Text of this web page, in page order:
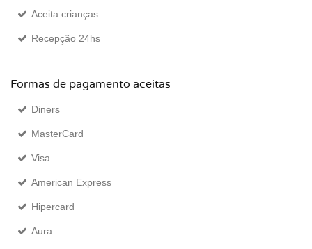
Aceita crianças
Recepção 24hs
Formas de pagamento aceitas
Diners
MasterCard
Visa
American Express
Hipercard
Aura